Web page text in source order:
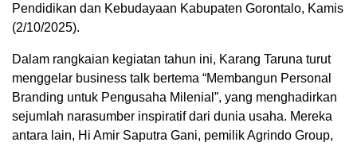
Pendidikan dan Kebudayaan Kabupaten Gorontalo, Kamis
(2/10/2025).
Dalam rangkaian kegiatan tahun ini, Karang Taruna turut
menggelar business talk bertema “Membangun Personal
Branding untuk Pengusaha Milenial”, yang menghadirkan
sejumlah narasumber inspiratif dari dunia usaha. Mereka
antara lain, Hi Amir Saputra Gani, pemilik Agrindo Group,